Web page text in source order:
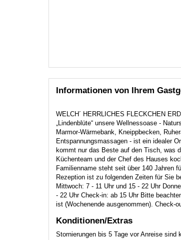
Informationen von Ihrem
WELCH´ HERRLICHES FLECKCHEN
„Lindenblüte“ unsere Wellnessoase -
Marmor-Wärmebank, Kneippbecken,
Entspannungsmassagen - ist ein idealer
kommt nur das Beste auf den Tisch, was
Küchenteam und der Chef des Hauses
Familienname steht seit über 140 Jahren
Rezeption ist zu folgenden Zeiten für Sie
Mittwoch: 7 - 11 Uhr und 15 - 22 Uhr
- 22 Uhr Check-in: ab 15 Uhr Bitte
ist (Wochenende ausgenommen). Check-
Konditionen/Extras
Stornierungen bis 5 Tage vor Anreise sind